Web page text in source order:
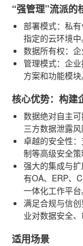
“强管理”流派的
部署模式：私
指定的云环境中
数据所有权：
管理模式：企
方案和功能模块
核心优势：构建
数据绝对自主
三方数据泄露风
卓越的安全性
制等高级安全策
强大的集成与扩
有OA、ERP、
一体化工作平台
满足合规与信
业对数据安全
适用场景